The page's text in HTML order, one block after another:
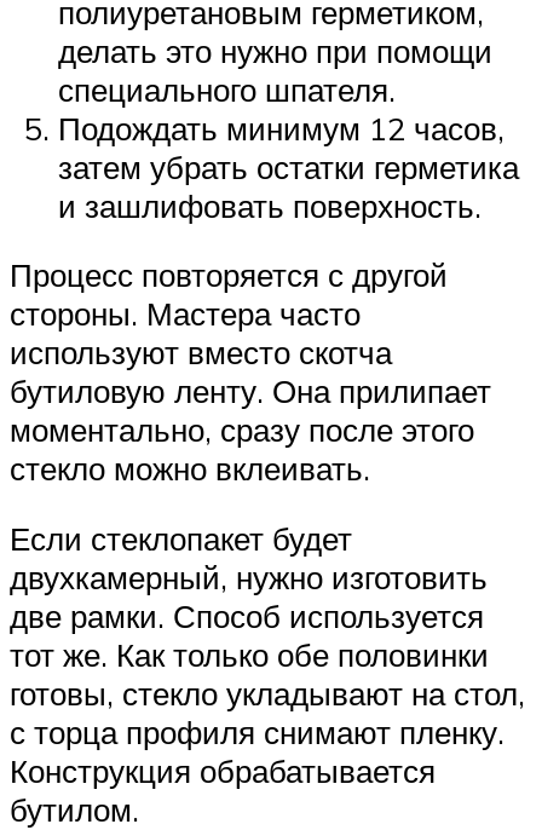
полиуретановым герметиком,
делать это нужно при помощи
специального шпателя.
Подождать минимум 12 часов,
затем убрать остатки герметика
и зашлифовать поверхность.
Процесс повторяется с другой
стороны. Мастера часто
используют вместо скотча
бутиловую ленту. Она прилипает
моментально, сразу после этого
стекло можно вклеивать.
Если стеклопакет будет
двухкамерный, нужно изготовить
две рамки. Способ используется
тот же. Как только обе половинки
готовы, стекло укладывают на стол,
с торца профиля снимают пленку.
Конструкция обрабатывается
бутилом.